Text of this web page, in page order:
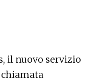
il nuovo servizio